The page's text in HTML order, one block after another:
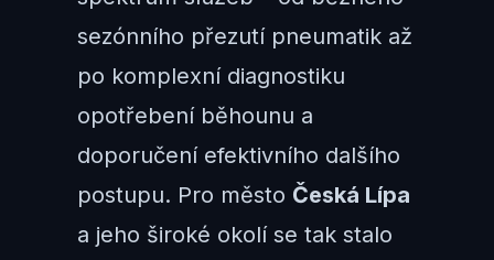
sezónního přezutí pneumatik až
po komplexní diagnostiku
opotřebení běhounu a
doporučení efektivního dalšího
postupu. Pro město Česká Lípa
a jeho široké okolí se tak stalo